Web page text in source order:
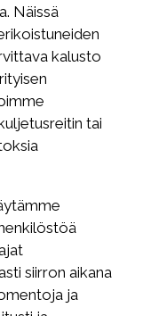
Näissä
kalusto
tai
siirron aikana
ja